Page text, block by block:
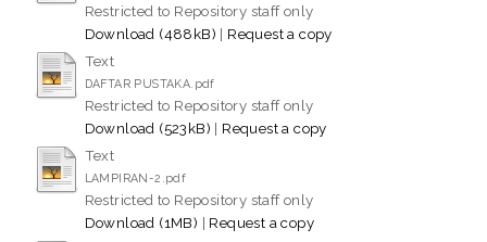
Restricted to Repository staff only
Download (488kB) | Request a copy
Text
DAFTAR PUSTAKA.pdf
Restricted to Repository staff only
Download (523kB) | Request a copy
Text
LAMPIRAN-2.pdf
Restricted to Repository staff only
Download (1MB) | Request a copy